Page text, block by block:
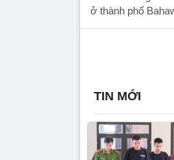
ở thành phố
TIN MỚI